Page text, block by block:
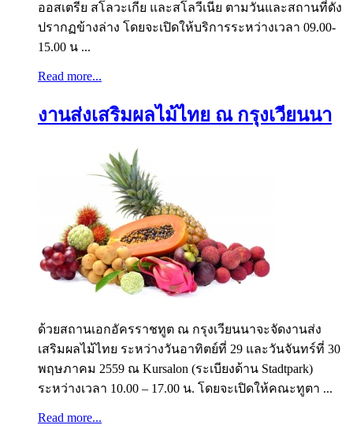
ออสเตรีย สโลวะเกีย และสโลวีเนีย ตามวันและสถานที่ดัง
ปรากฏข้างล่าง โดยจะเปิดให้บริการระหว่างเวลา 09.00-
15.00 น ...
Read more...
งานส่งเสริมผลไม้ไทย ณ กรุงเวียนนา
ด้วยสถานเอกอัครราชทูต ณ กรุงเวียนนาจะจัดงานส่ง
เสริมผลไม้ไทย ระหว่างวันอาทิตย์ที่ 29 และวันจันทร์ที่ 30
พฤษภาคม 2559 ณ Kursalon (ระเบียงด้าน Stadtpark)
ระหว่างเวลา 10.00 – 17.00 น. โดยจะเปิดให้คณะทูตา ...
Read more...